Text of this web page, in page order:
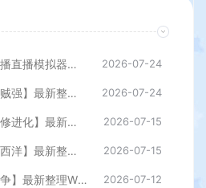
三网H5小游戏【网红主播直播模拟器】最新整理WIN系服务端+Linux手工服务端+详细搭建教程 2026-07-24
三网H5小游戏【我进化贼强】最新整理WIN系服务端+Linux手工服务端+详细搭建教程 2026-07-24
三网H5小游戏【末日邪修进化】最新整理WIN系服务端+Linux手工服务端+详细搭建教程 2026-07-15
三网H5小游戏【战舰下西洋】最新整理WIN系服务端+Linux手工服务端+详细搭建教程 2026-07-15
三网H5小游戏【小兵战争】最新整理WIN系服务端+Linux手工服务端+详细搭建教程 2026-07-12